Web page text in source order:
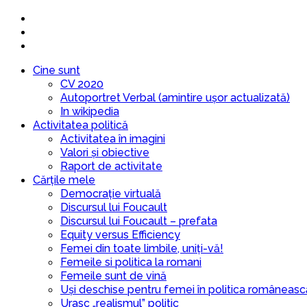
Cine sunt
CV 2020
Autoportret Verbal (amintire ușor actualizată)
In wikipedia
Activitatea politică
Activitatea în imagini
Valori și obiective
Raport de activitate
Cărțile mele
Democrație virtuală
Discursul lui Foucault
Discursul lui Foucault – prefata
Equity versus Efficiency
Femei din toate limbile, uniți-vă!
Femeile si politica la romani
Femeile sunt de vină
Uși deschise pentru femei în politica
Urasc „realismul” politic